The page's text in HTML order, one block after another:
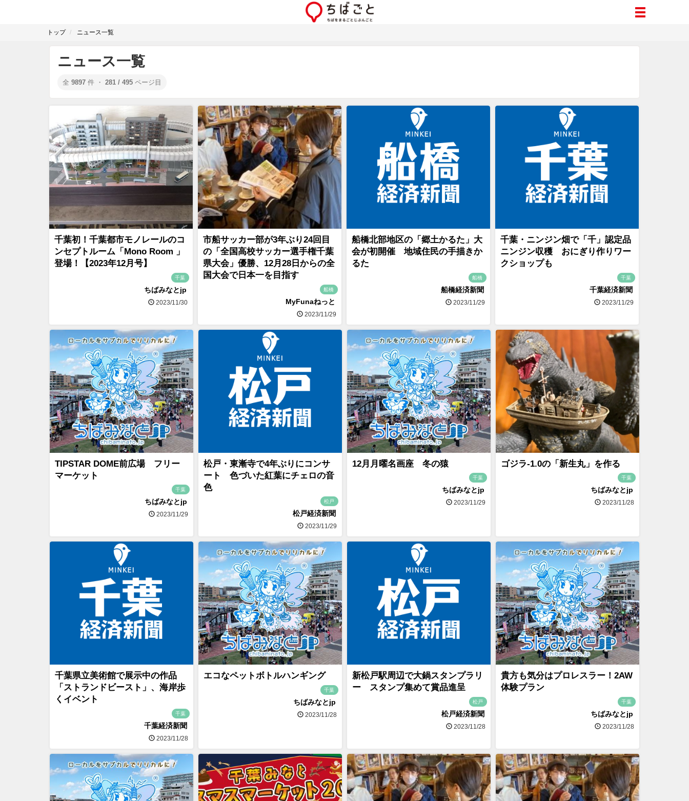
トップ ニュース一覧
ニュース一覧
全 9897 件 ・ 281 / 495 ページ目
千葉初！千葉都市モノレールのコ
ンセプトルーム「Mono Room 」
登場！【2023年12月号】
千葉
ちばみなとjp
2023/11/30
市船サッカー部が3年ぶり24回目
の「全国高校サッカー選手権千葉
県大会」優勝、12月28日からの全
国大会で日本一を目指す
船橋
MyFunaねっと
2023/11/29
船橋北部地区の「郷土かるた」大
会が初開催 地域住民の手描きか
るた
船橋
船橋経済新聞
2023/11/29
千葉・ニンジン畑で「千」認定品
ニンジン収穫 おにぎり作りワー
クショップも
千葉
千葉経済新聞
2023/11/29
TIPSTAR DOME前広場 フリー
マーケット
千葉
ちばみなとjp
2023/11/29
松戸・東漸寺で4年ぶりにコンサ
ート 色づいた紅葉にチェロの音
色
松戸
松戸経済新聞
2023/11/29
12月月曜名画座 冬の猿
千葉
ちばみなとjp
2023/11/29
ゴジラ-1.0の「新生丸」を作る
千葉
ちばみなとjp
2023/11/28
千葉県立美術館で展示中の作品
「ストランドビースト」、海岸歩
くイベント
千葉
千葉経済新聞
2023/11/28
エコなペットボトルハンギング
千葉
ちばみなとjp
2023/11/28
新松戸駅周辺で大鍋スタンプラリ
ー スタンプ集めて賞品進呈
松戸
松戸経済新聞
2023/11/28
貴方も気分はプロレスラー！2AW
体験プラン
千葉
ちばみなとjp
2023/11/28